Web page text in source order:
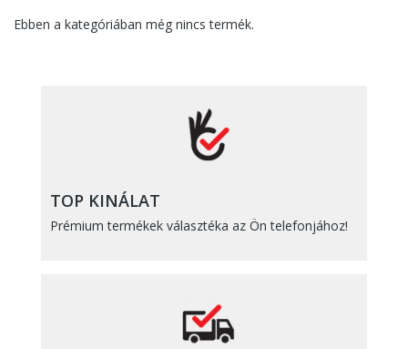
Ebben a kategóriában még nincs termék.
TOP KINÁLAT
Prémium termékek választéka az Ön telefonjához!